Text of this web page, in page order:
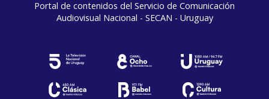
Portal de contenidos del Servicio de Comunicación
Audiovisual Nacional - SECAN - Uruguay